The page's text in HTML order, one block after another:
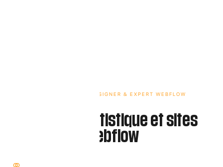
GRAPHISTE, WEBDESIGNER & EXPERT WEBFLOW
Direction artistique et sites
Webflow